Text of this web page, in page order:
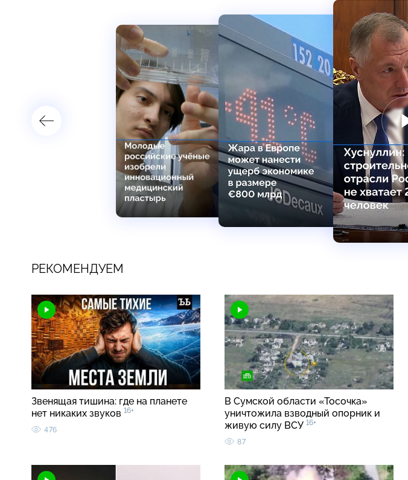
РЕКОМЕНДУЕМ
Звенящая тишина: где на планете
нет никаких звуков 16+
476
В Сумской области «Тосочка»
уничтожила взводный опорник и
живую силу ВСУ 16+
87